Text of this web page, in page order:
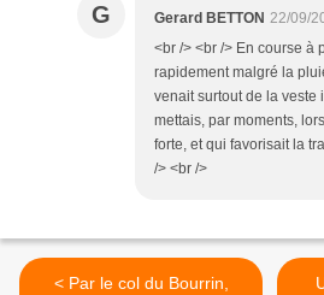
G Gerard BETTON 22/09/
<br /> <br /> En course à
rapidement malgré la
venait surtout de la veste
mettais, par moments,
forte, et qui favorisait la
/> <br />
< Par le col du Bourrin,